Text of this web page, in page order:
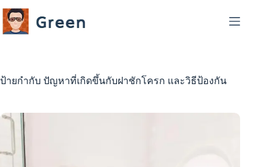
to
content
ป้ายกำกับ ปัญหาที่เกิดขึ้นกับฝาชักโครก และวิธีป้องกัน